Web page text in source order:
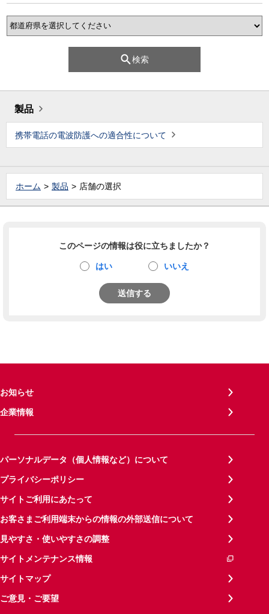
検索
製品
携帯電話の電波防護への適合性について
ホーム 製品 店舗の選択
このページの情報は役に立ちましたか？
はい いいえ
送信する
お知らせ
企業情報
パーソナルデータ（個人情報など）について
プライバシーポリシー
サイトご利用にあたって
お客さまご利用端末からの情報の外部送信について
見やすさ・使いやすさの調整
サイトメンテナンス情報
サイトマップ
ご意見・ご要望